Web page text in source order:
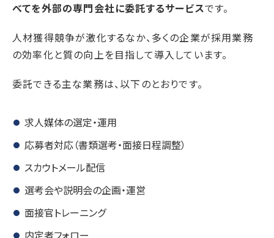
べてを外部の専門会社に委託するサービスです。
人材獲得競争が激化するなか、多くの企業が採用業務
の効率化と質の向上を目指して導入しています。
委託できる主な業務は、以下のとおりです。
求人媒体の選定・運用
応募者対応（書類選考・面接日程調整）
スカウトメール配信
選考会や説明会の企画・運営
面接官トレーニング